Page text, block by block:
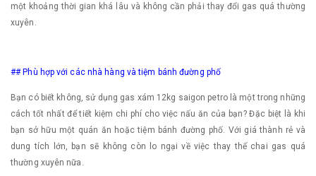
một khoảng thời gian khá lâu và không cần phải thay đổi gas quá thường
xuyên.
## Phù hợp với các nhà hàng và tiệm bánh đường phố
Bạn có biết không, sử dụng gas xám 12kg saigon petro là một trong những
cách tốt nhất để tiết kiệm chi phí cho việc nấu ăn của bạn? Đặc biệt là khi
bạn sở hữu một quán ăn hoặc tiệm bánh đường phố. Với giá thành rẻ và
dung tích lớn, bạn sẽ không còn lo ngại về việc thay thế chai gas quá
thường xuyên nữa.